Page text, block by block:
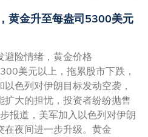
黄金升至每盎司5300美元
避险情绪，黄金价格
美元以上，拖累股市下跌，
色列对伊朗目标发动空袭，
大的担忧，投资者纷纷抛售
报道，美军加入以色列对伊朗
在夜间进一步升级。黄金